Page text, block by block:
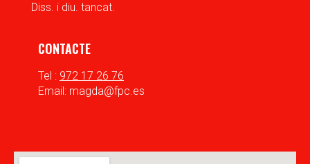
Diss. i diu. tancat.
CONTACTE
Tel : 972 17 26 76
Email: magda@fpc.es